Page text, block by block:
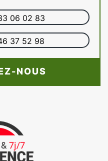
06 02 83
37 52 98
NOUS